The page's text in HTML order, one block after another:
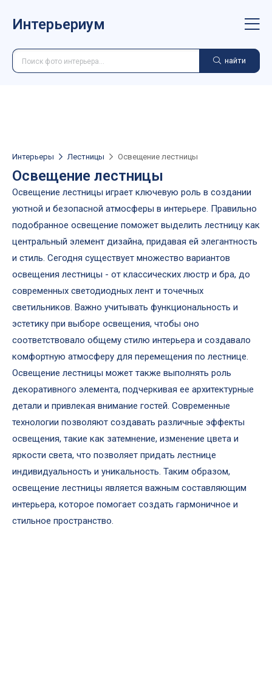
Интерьериум
найти
Интерьеры Лестницы Освещение лестницы
Освещение лестницы
Освещение лестницы играет ключевую роль в создании
уютной и безопасной атмосферы в интерьере. Правильно
подобранное освещение поможет выделить лестницу как
центральный элемент дизайна, придавая ей элегантность
и стиль. Сегодня существует множество вариантов
освещения лестницы - от классических люстр и бра, до
современных светодиодных лент и точечных
светильников. Важно учитывать функциональность и
эстетику при выборе освещения, чтобы оно
соответствовало общему стилю интерьера и создавало
комфортную атмосферу для перемещения по лестнице.
Освещение лестницы может также выполнять роль
декоративного элемента, подчеркивая ее архитектурные
детали и привлекая внимание гостей. Современные
технологии позволяют создавать различные эффекты
освещения, такие как затемнение, изменение цвета и
яркости света, что позволяет придать лестнице
индивидуальность и уникальность. Таким образом,
освещение лестницы является важным составляющим
интерьера, которое помогает создать гармоничное и
стильное пространство.